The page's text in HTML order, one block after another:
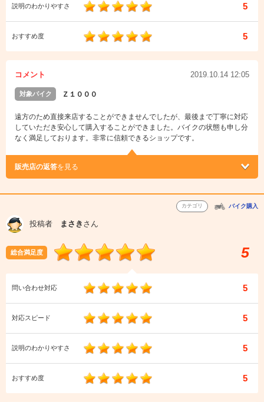
説明のわかりやすさ 5
おすすめ度 5
コメント 2019.10.14 12:05
対象バイク Ｚ１０００
遠方のため直接来店することができませんでしたが、最後まで丁寧に対応
していただき安心して購入することができました。バイクの状態も申し分
なく満足しております。非常に信頼できるショップです。
販売店の返答を見る
カテゴリ バイク購入
投稿者 まさき さん
総合満足度 5
問い合わせ対応 5
対応スピード 5
説明のわかりやすさ 5
おすすめ度 5